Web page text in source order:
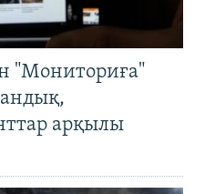
"Мониториға"
арқылы